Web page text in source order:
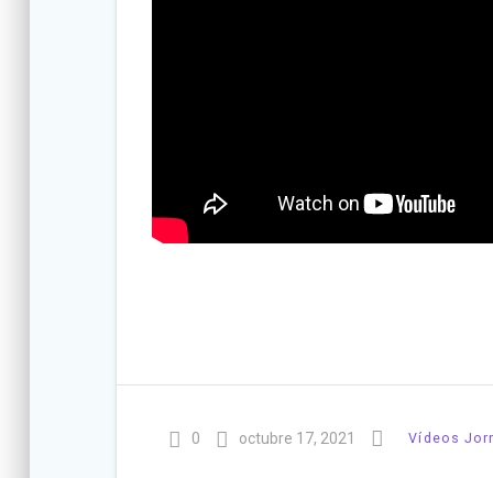
0 octubre 17, 2021 Vídeos